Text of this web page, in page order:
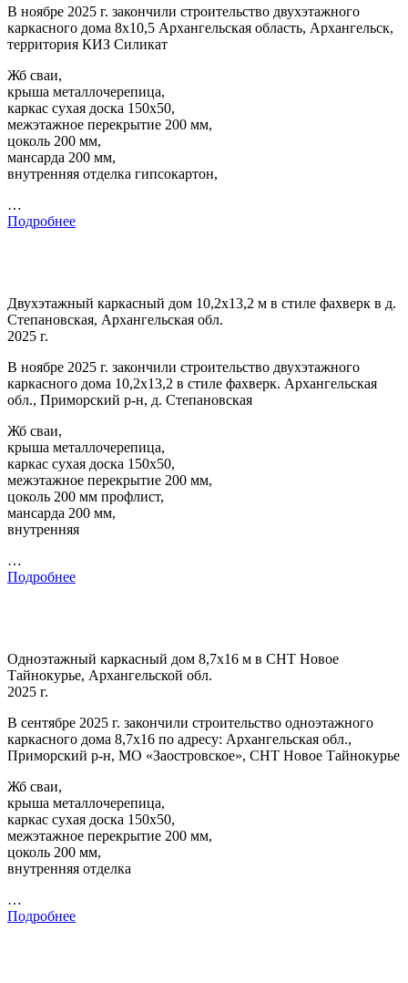
В ноябре 2025 г. закончили строительство двухэтажного
каркасного дома 8х10,5 Архангельская область, Архангельск,
территория КИЗ Силикат
Жб сваи,
крыша металлочерепица,
каркас сухая доска 150х50,
межэтажное перекрытие 200 мм,
цоколь 200 мм,
мансарда 200 мм,
внутренняя отделка гипсокартон,
…
Подробнее
Двухэтажный каркасный дом 10,2х13,2 м в стиле фахверк в д.
Степановская, Архангельская обл.
2025 г.
В ноябре 2025 г. закончили строительство двухэтажного
каркасного дома 10,2х13,2 в стиле фахверк. Архангельская
обл., Приморский р-н, д. Степановская
Жб сваи,
крыша металлочерепица,
каркас сухая доска 150х50,
межэтажное перекрытие 200 мм,
цоколь 200 мм профлист,
мансарда 200 мм,
внутренняя
…
Подробнее
Одноэтажный каркасный дом 8,7х16 м в СНТ Новое
Тайнокурье, Архангельской обл.
2025 г.
В сентябре 2025 г. закончили строительство одноэтажного
каркасного дома 8,7х16 по адресу: Архангельская обл.,
Приморский р-н, МО «Заостровское», СНТ Новое Тайнокурье
Жб сваи,
крыша металлочерепица,
каркас сухая доска 150х50,
межэтажное перекрытие 200 мм,
цоколь 200 мм,
внутренняя отделка
…
Подробнее